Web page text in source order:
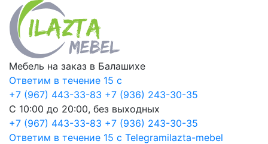
Мебель на заказ в Балашихе
Ответим в течение 15 с
+7 (967) 443-33-83 +7 (936) 243-30-35
С 10:00 до 20:00, без выходных
+7 (967) 443-33-83 +7 (936) 243-30-35
Ответим в течение 15 с Telegramilazta-mebel